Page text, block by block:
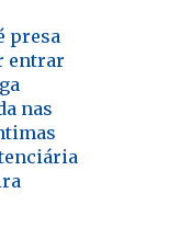
presa
entrar
nas